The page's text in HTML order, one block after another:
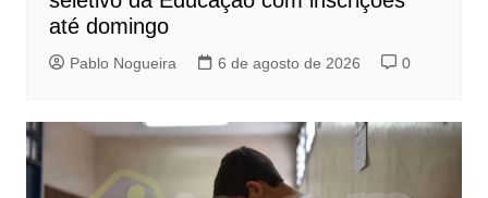
até domingo
Pablo Nogueira 6 de agosto de 2026 0